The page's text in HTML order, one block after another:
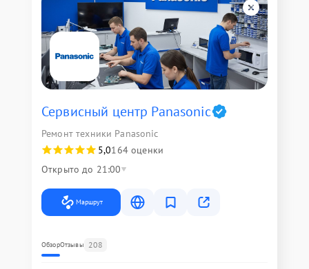
Сервисный центр Panasonic
Ремонт техники Panasonic
5,0164 оценки
Открыто до 21:00
Маршрут
ОбзорОтзывы 208